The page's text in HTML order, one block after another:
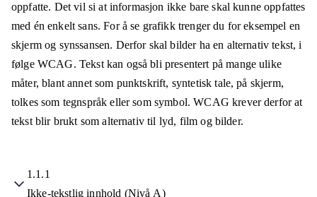
oppfatte. Det vil si at informasjon ikke bare skal kunne oppfattes
med én enkelt sans. For å se grafikk trenger du for eksempel en
skjerm og synssansen. Derfor skal bilder ha en alternativ tekst, i
følge WCAG. Tekst kan også bli presentert på mange ulike
måter, blant annet som punktskrift, syntetisk tale, på skjerm,
tolkes som tegnspråk eller som symbol. WCAG krever derfor at
tekst blir brukt som alternativ til lyd, film og bilder.
1.1.1
Ikke-tekstlig innhold (Nivå A)